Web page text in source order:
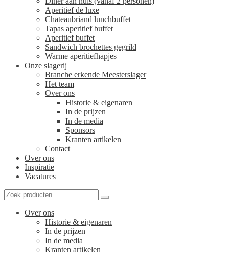
Aperitief de luxe
Chateaubriand lunchbuffet
Tapas aperitief buffet
Aperitief buffet
Sandwich brochettes gegrild
Warme aperitiefhapjes
Onze slagerij
Branche erkende Meesterslager
Het team
Over ons
Historie & eigenaren
In de prijzen
In de media
Sponsors
Kranten artikelen
Contact
Over ons
Inspiratie
Vacatures
Over ons
Historie & eigenaren
In de prijzen
In de media
Kranten artikelen